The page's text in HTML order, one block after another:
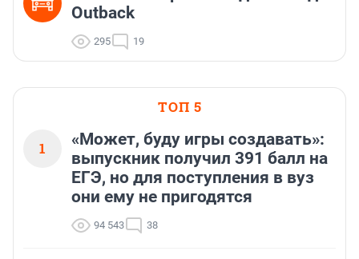
Outback
295 19
ТОП 5
1
«Может, буду игры создавать»:
выпускник получил 391 балл на
ЕГЭ, но для поступления в вуз
они ему не пригодятся
94 543 38